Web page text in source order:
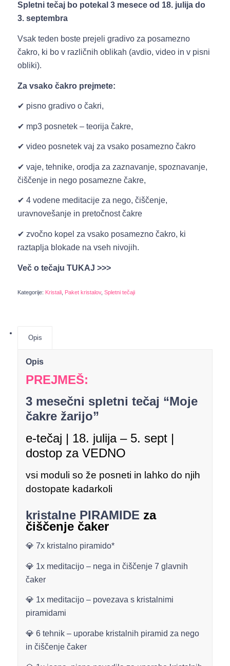
Spletni tečaj bo potekal 3 mesece od 18. julija do
3. septembra
Vsak teden boste prejeli gradivo za posamezno
čakro, ki bo v različnih oblikah (avdio, video in v pisni
obliki).
Za vsako čakro prejmete:
✔ pisno gradivo o čakri,
✔ mp3 posnetek – teorija čakre,
✔ video posnetek vaj za vsako posamezno čakro
✔ vaje, tehnike, orodja za zaznavanje, spoznavanje,
čiščenje in nego posamezne čakre,
✔ 4 vodene meditacije za nego, čiščenje,
uravnovešanje in pretočnost čakre
✔ zvočno kopel za vsako posamezno čakro, ki
raztaplja blokade na vseh nivojih.
Več o tečaju TUKAJ >>>
Kategorije: Kristali, Paket kristalov, Spletni tečaji
Opis
Opis
PREJMEŠ:
3 mesečni spletni tečaj “Moje
čakre žarijo”
e-tečaj | 18. julija – 5. sept |
dostop za VEDNO
vsi moduli so že posneti in lahko do njih
dostopate kadarkoli
kristalne PIRAMIDE za
čiščenje čaker
💎 7x kristalno piramido*
💎 1x meditacijo – nega in čiščenje 7 glavnih
čaker
💎 1x meditacijo – povezava s kristalnimi
piramidami
💎 6 tehnik – uporabe kristalnih piramid za nego
in čiščenje čaker